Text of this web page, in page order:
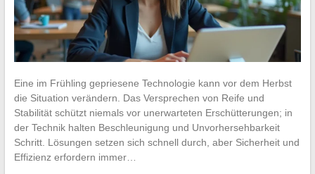
Eine im Frühling gepriesene Technologie kann vor dem Herbst
die Situation verändern. Das Versprechen von Reife und
Stabilität schützt niemals vor unerwarteten Erschütterungen; in
der Technik halten Beschleunigung und Unvorhersehbarkeit
Schritt. Lösungen setzen sich schnell durch, aber Sicherheit und
Effizienz erfordern immer…